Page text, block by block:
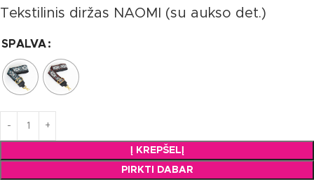
Tekstilinis diržas NAOMI (su aukso det.)
SPALVA
Į KREPŠELĮ
PIRKTI DABAR